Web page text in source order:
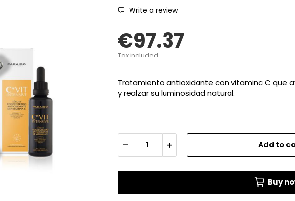
Write a review
€97.37
Tax included
Tratamiento antioxidante con vitamina C que
y realzar su luminosidad natural.
Add to
Buy